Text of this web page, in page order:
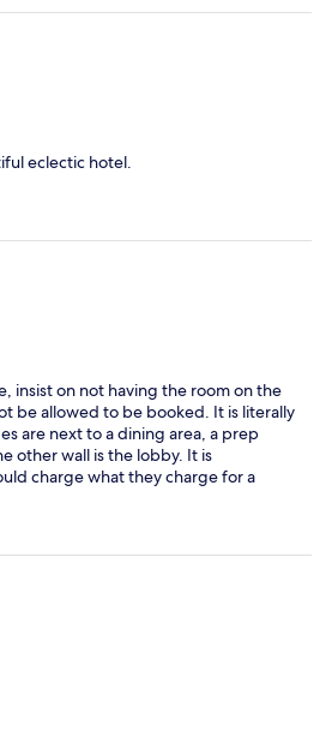
eclectic hotel.
insist on not having the room on the
be allowed to be booked. It is literally
are next to a dining area, a prep
other wall is the lobby. It is
charge what they charge for a
activity/noise. After we
unpleasant evening, they moved us
hotel, so be sure to book and
is a great location and the staff did
us, but the first night left a very bad